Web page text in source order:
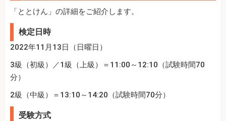
「ととけん」の詳細をご紹介します。
検定日時
2022年11月13日（日曜日）
3級（初級）／1級（上級）＝11:00～12:10（試験時間70
分）
2級（中級）＝13:10～14:20（試験時間70分）
受験方式